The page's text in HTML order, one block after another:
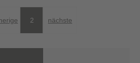
2 nächste